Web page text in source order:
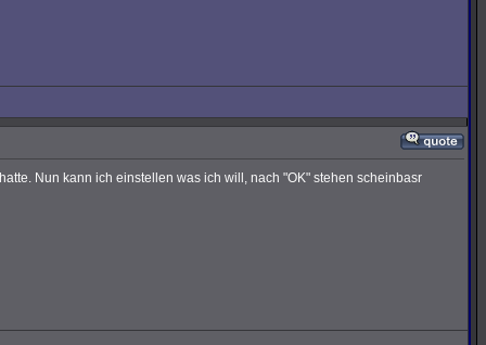
Nun kann ich einstellen was ich will, nach "OK" stehen scheinbasr